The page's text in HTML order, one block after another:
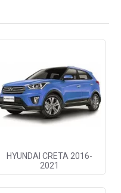
HYUNDAI CRETA 2016-
2021